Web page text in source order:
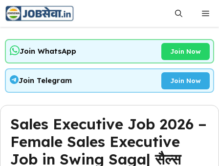
Skip
content
Join WhatsApp Join Now
Join Telegram Join Now
Sales Executive Job 2026 –
Female Sales Executive
Job in Swing Saga| सैल्स